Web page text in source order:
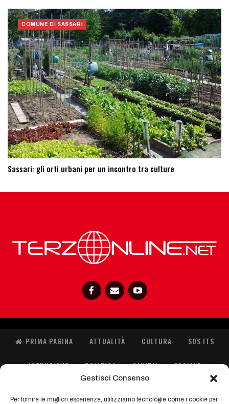
Gestisci Consenso
Per fornire le migliori esperienze, utilizziamo tecnologie come i cookie per
COMUNE DI SASSARI
Sassari: ​gli orti urbani per un incontro tra culture
PRIMA PAGINA ATTUALITÀ CULTURA SOS ITS
ISTRUZIONE POLITICA SANITA’ SOCIALE